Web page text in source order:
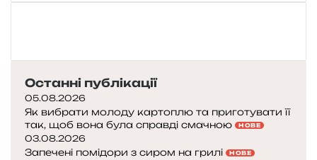
Останні публікації
05.08.2026
Як вибрати молоду картоплю та приготувати її
так, щоб вона була справді смачною
НОВЕ
03.08.2026
Запечені помідори з сиром на грилі НОВЕ